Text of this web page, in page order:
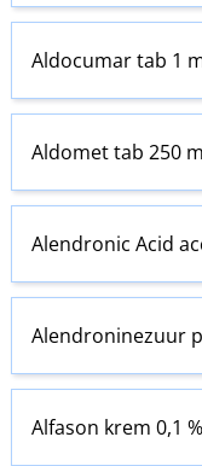
Aldocumar tab 1
Aldomet tab 250
Alendronic Acid
Alendroninezuur
Alfason krem 0,1 %